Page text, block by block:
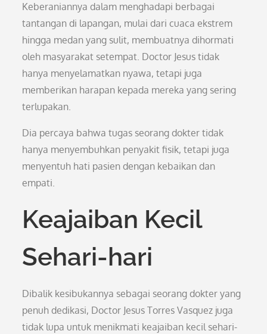
Keberaniannya dalam menghadapi berbagai
tantangan di lapangan, mulai dari cuaca ekstrem
hingga medan yang sulit, membuatnya dihormati
oleh masyarakat setempat. Doctor Jesus tidak
hanya menyelamatkan nyawa, tetapi juga
memberikan harapan kepada mereka yang sering
terlupakan.
Dia percaya bahwa tugas seorang dokter tidak
hanya menyembuhkan penyakit fisik, tetapi juga
menyentuh hati pasien dengan kebaikan dan
empati.
Keajaiban Kecil
Sehari-hari
Dibalik kesibukannya sebagai seorang dokter yang
penuh dedikasi, Doctor Jesus Torres Vasquez juga
tidak lupa untuk menikmati keajaiban kecil sehari-